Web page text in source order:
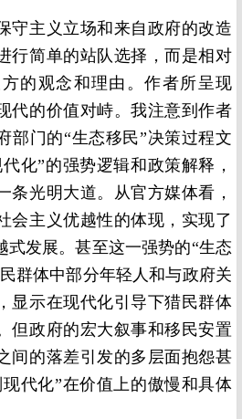
守主义立场和来自政府的改造
行简单的站队选择，而是相对
的观念和理由。作者所呈现
代的价值对峙。我注意到作者
部门的“生态移民”决策过程文
化”的强势逻辑和政策解释，
条光明大道。从官方媒体看，
会主义优越性的体现，实现了
式发展。甚至这一强势的“生态
群体中部分年轻人和与政府关
显示在现代化引导下猎民群体
但政府的宏大叙事和移民安置
间的落差引发的多层面抱怨甚
代化”在价值上的傲慢和具体